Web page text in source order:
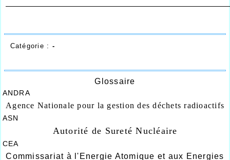
Catégorie : -
Glossaire
ANDRA
Agence Nationale pour la gestion des déchets radioactifs
ASN
Autorité de Sureté Nucléaire
CEA
Commissariat à l'Energie Atomique et aux Energies